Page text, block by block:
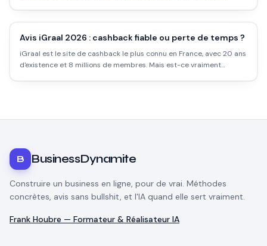
Avis iGraal 2026 : cashback fiable ou perte de temps ?
iGraal est le site de cashback le plus connu en France, avec 20 ans
d'existence et 8 millions de membres. Mais est-ce vraiment
B BusinessDynamite
Construire un business en ligne, pour de vrai. Méthodes
concrètes, avis sans bullshit, et l'IA quand elle sert vraiment.
Frank Houbre — Formateur & Réalisateur IA